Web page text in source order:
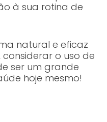
à sua rotina de
natural e eficaz
o uso de
ser um grande
hoje mesmo!